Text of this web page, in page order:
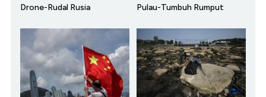
Drone-Rudal Rusia
Pulau-Tumbuh Rumput